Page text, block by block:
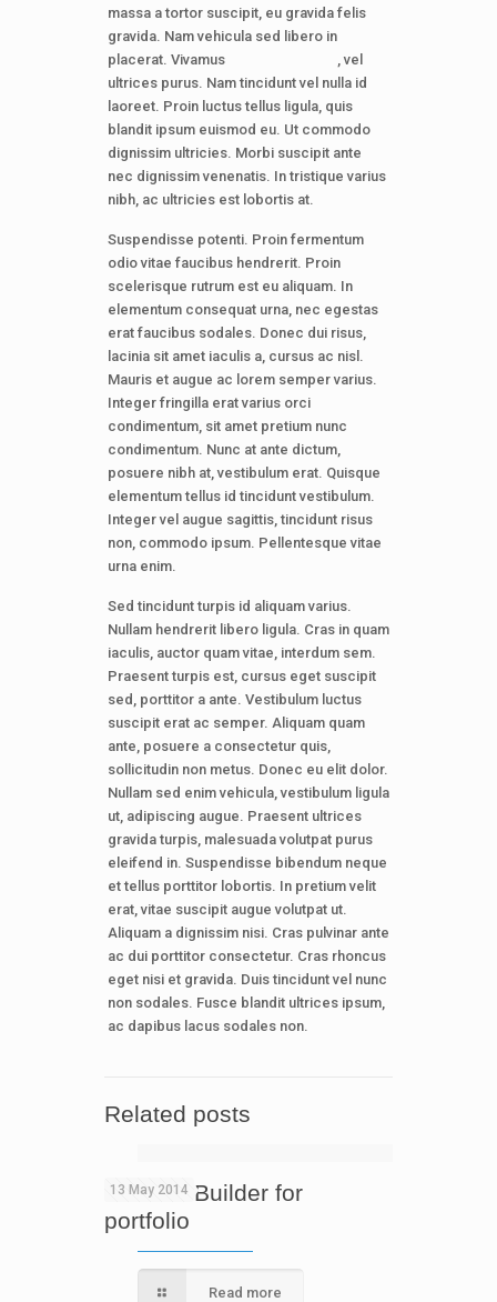
massa a tortor suscipit, eu gravida felis
gravida. Nam vehicula sed libero in
placerat. Vivamus
, vel
ultrices purus. Nam tincidunt vel nulla id
laoreet. Proin luctus tellus ligula, quis
blandit ipsum euismod eu. Ut commodo
dignissim ultricies. Morbi suscipit ante
nec dignissim venenatis. In tristique varius
nibh, ac ultricies est lobortis at.
Suspendisse potenti. Proin fermentum
odio vitae faucibus hendrerit. Proin
scelerisque rutrum est eu aliquam. In
elementum consequat urna, nec egestas
erat faucibus sodales. Donec dui risus,
lacinia sit amet iaculis a, cursus ac nisl.
Mauris et augue ac lorem semper varius.
Integer fringilla erat varius orci
condimentum, sit amet pretium nunc
condimentum. Nunc at ante dictum,
posuere nibh at, vestibulum erat. Quisque
elementum tellus id tincidunt vestibulum.
Integer vel augue sagittis, tincidunt risus
non, commodo ipsum. Pellentesque vitae
urna enim.
Sed tincidunt turpis id aliquam varius.
Nullam hendrerit libero ligula. Cras in quam
iaculis, auctor quam vitae, interdum sem.
Praesent turpis est, cursus eget suscipit
sed, porttitor a ante. Vestibulum luctus
suscipit erat ac semper. Aliquam quam
ante, posuere a consectetur quis,
sollicitudin non metus. Donec eu elit dolor.
Nullam sed enim vehicula, vestibulum ligula
ut, adipiscing augue. Praesent ultrices
gravida turpis, malesuada volutpat purus
eleifend in. Suspendisse bibendum neque
et tellus porttitor lobortis. In pretium velit
erat, vitae suscipit augue volutpat ut.
Aliquam a dignissim nisi. Cras pulvinar ante
ac dui porttitor consectetur. Cras rhoncus
eget nisi et gravida. Duis tincidunt vel nunc
non sodales. Fusce blandit ultrices ipsum,
ac dapibus lacus sodales non.
Related posts
13 May 2014
Content Builder for
portfolio
Read more